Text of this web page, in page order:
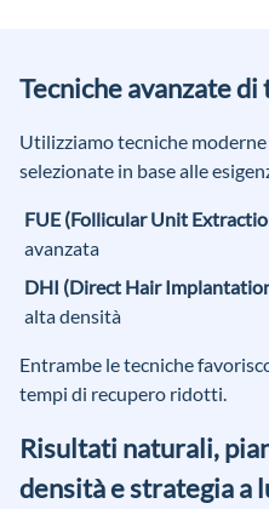
Tecniche avanzate
Utilizziamo tecniche
selezionate in base alle
FUE (Follicular Unit
avanzata
DHI (Direct Hair
alta densità
Entrambe le tecniche
tempi di recupero ridotti.
Risultati naturali,
densità e strategia a